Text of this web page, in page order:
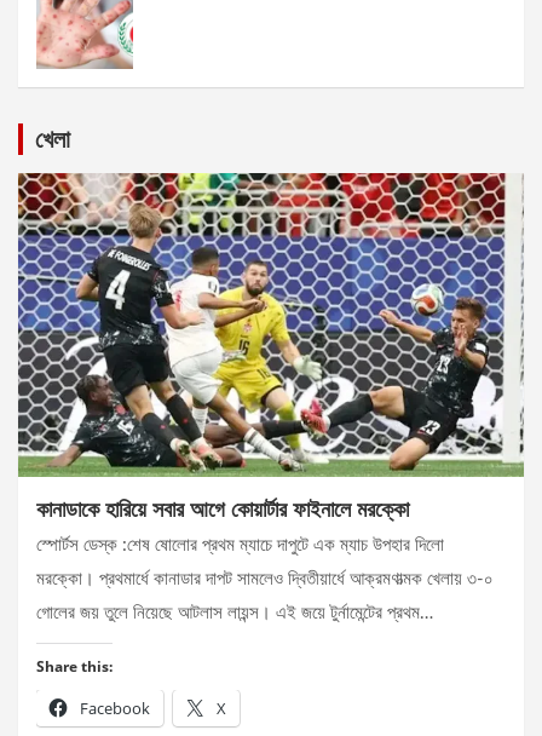
খেলা
কানাডাকে হারিয়ে সবার আগে কোয়ার্টার ফাইনালে মরক্কো
স্পোর্টস ডেস্ক :শেষ ষোলোর প্রথম ম্যাচে দাপুটে এক ম্যাচ উপহার দিলো
মরক্কো। প্রথমার্ধে কানাডার দাপট সামলেও দ্বিতীয়ার্ধে আক্রমণাত্মক খেলায় ৩-০
গোলের জয় তুলে নিয়েছে আটলাস লায়ন্স। এই জয়ে টুর্নামেন্টের প্রথম…
Share this:
Facebook X